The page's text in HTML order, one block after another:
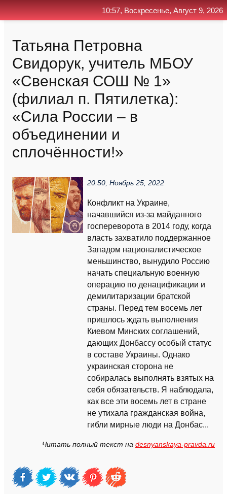
Татьяна Петровна
Свидорук, учитель МБОУ
«Свенская СОШ № 1»
(филиал п. Пятилетка):
«Сила России – в
объединении и
сплочённости!»
20:50, Ноябрь 25, 2022
Конфликт на Украине,
начавшийся из-за майданного
госпереворота в 2014 году, когда
власть захватило поддержанное
Западом националистическое
меньшинство, вынудило Россию
начать специальную военную
операцию по денацификации и
демилитаризации братской
страны. Перед тем восемь лет
пришлось ждать выполнения
Киевом Минских соглашений,
дающих Донбассу особый статус
в составе Украины. Однако
украинская сторона не
собиралась выполнять взятых на
себя обязательств. Я наблюдала,
как все эти восемь лет в стране
не утихала гражданская война,
гибли мирные люди на Донбас...
Читать полный текст на desnyanskaya-pravda.ru
10:57, Воскресенье, Август 9, 2026